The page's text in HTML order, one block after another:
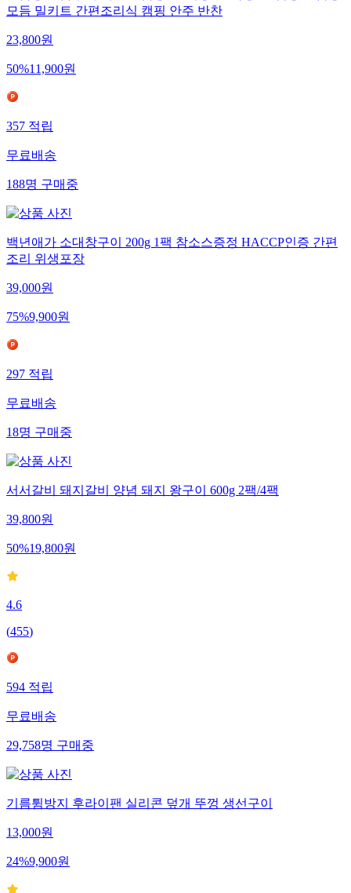
모듬 밀키트 간편조리식 캠핑 안주 반찬
23,800원
50%11,900원
357 적립
무료배송
188명 구매중
백년애가 소대창구이 200g 1팩 참소스증정 HACCP인증 간편
조리 위생포장
39,000원
75%9,900원
297 적립
무료배송
18명 구매중
서서갈비 돼지갈비 양념 돼지 왕구이 600g 2팩/4팩
39,800원
50%19,800원
4.6
(455)
594 적립
무료배송
29,758명 구매중
기름튐방지 후라이팬 실리콘 덮개 뚜껑 생선구이
13,000원
24%9,900원